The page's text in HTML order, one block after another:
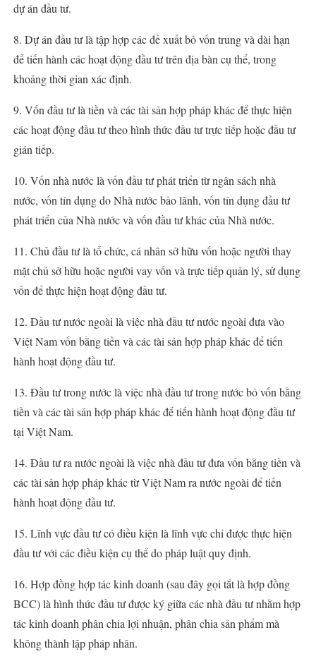
dự án đầu tư.
8. Dự án đầu tư là tập hợp các đề xuất bỏ vốn trung và dài hạn
để tiến hành các hoạt động đầu tư trên địa bàn cụ thể, trong
khoảng thời gian xác định.
9. Vốn đầu tư là tiền và các tài sản hợp pháp khác để thực hiện
các hoạt động đầu tư theo hình thức đầu tư trực tiếp hoặc đầu tư
gián tiếp.
10. Vốn nhà nước là vốn đầu tư phát triển từ ngân sách nhà
nước, vốn tín dụng do Nhà nước bảo lãnh, vốn tín dụng đầu tư
phát triển của Nhà nước và vốn đầu tư khác của Nhà nước.
11. Chủ đầu tư là tổ chức, cá nhân sở hữu vốn hoặc người thay
mặt chủ sở hữu hoặc người vay vốn và trực tiếp quản lý, sử dụng
vốn để thực hiện hoạt động đầu tư.
12. Đầu tư nước ngoài là việc nhà đầu tư nước ngoài đưa vào
Việt Nam vốn bằng tiền và các tài sản hợp pháp khác để tiến
hành hoạt động đầu tư.
13. Đầu tư trong nước là việc nhà đầu tư trong nước bỏ vốn bằng
tiền và các tài sản hợp pháp khác để tiến hành hoạt động đầu tư
tại Việt Nam.
14. Đầu tư ra nước ngoài là việc nhà đầu tư đưa vốn bằng tiền và
các tài sản hợp pháp khác từ Việt Nam ra nước ngoài để tiến
hành hoạt động đầu tư.
15. Lĩnh vực đầu tư có điều kiện là lĩnh vực chỉ được thực hiện
đầu tư với các điều kiện cụ thể do pháp luật quy định.
16. Hợp đồng hợp tác kinh doanh (sau đây gọi tắt là hợp đồng
BCC) là hình thức đầu tư được ký giữa các nhà đầu tư nhằm hợp
tác kinh doanh phân chia lợi nhuận, phân chia sản phẩm mà
không thành lập pháp nhân.